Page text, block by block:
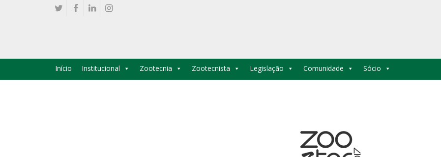
Início Institucional Zootecnia Zootecnista Legislação Comunidade Sócio